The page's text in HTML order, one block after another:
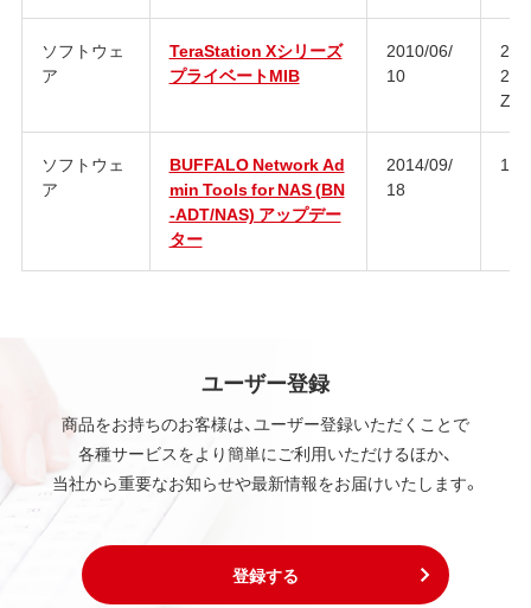
ソフトウェ
ア
TeraStation Xシリーズ
プライベートMIB
2010/06/
10
Z
ソフトウェ
ア
BUFFALO Network Ad
min Tools for NAS (BN
-ADT/NAS) アップデー
ター
2014/09/
18
ユーザー登録
商品をお持ちのお客様は、ユーザー登録いただくことで
各種サービスをより簡単にご利用いただけるほか、
当社から重要なお知らせや最新情報をお届けいたします。
登録する